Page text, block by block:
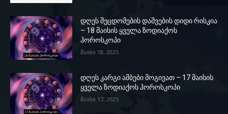
დღეს შეცდომების დაშვების დიდი რისკია
– 18 მაისის ყველა ზოდიაქოს
ჰოროსკოპი
მაისი 18, 2025
დღეს კარგი ამბები მოგივათ – 17 მაისის
ყველა ზოდიაქოს ჰოროსკოპი
მაისი 17, 2025